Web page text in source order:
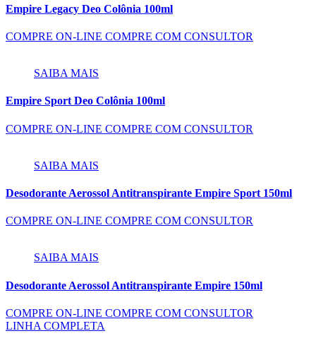
Empire Legacy Deo Colônia 100ml
COMPRE ON-LINE COMPRE COM CONSULTOR
SAIBA MAIS
Empire Sport Deo Colônia 100ml
COMPRE ON-LINE COMPRE COM CONSULTOR
SAIBA MAIS
Desodorante Aerossol Antitranspirante Empire Sport 150ml
COMPRE ON-LINE COMPRE COM CONSULTOR
SAIBA MAIS
Desodorante Aerossol Antitranspirante Empire 150ml
COMPRE ON-LINE COMPRE COM CONSULTOR
LINHA COMPLETA